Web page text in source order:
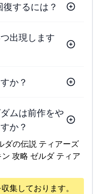
するには？
出現します
か？
ムは前作をや
か？
ダの伝説 ティアーズ
攻略 ゼルダ ティア
集しております。